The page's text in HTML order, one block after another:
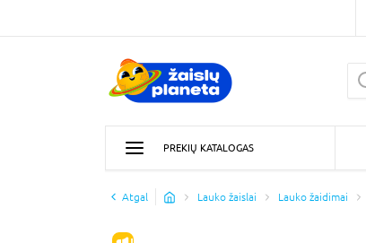
PREKIŲ KATALOGAS
Atgal Lauko žaislai Lauko žaidimai